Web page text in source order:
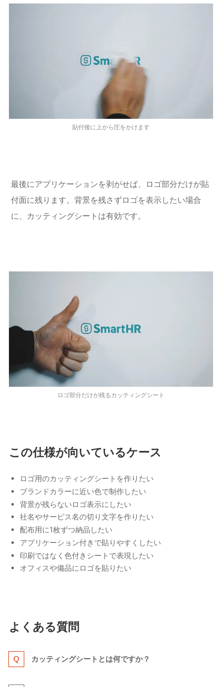
貼付後に上から圧をかけます
最後にアプリケーションを剥がせば、ロゴ部分だけが貼
付面に残ります。背景を残さずロゴを表示したい場合
に、カッティングシートは有効です。
ロゴ部分だけが残るカッティングシート
この仕様が向いているケース
ロゴ用のカッティングシートを作りたい
ブランドカラーに近い色で制作したい
背景が残らないロゴ表示にしたい
社名やサービス名の切り文字を作りたい
配布用に1枚ずつ納品したい
アプリケーション付きで貼りやすくしたい
印刷ではなく色付きシートで表現したい
オフィスや備品にロゴを貼りたい
よくある質問
カッティングシートとは何ですか？